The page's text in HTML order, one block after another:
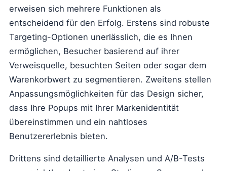
erweisen sich mehrere Funktionen als
entscheidend für den Erfolg. Erstens sind robuste
Targeting-Optionen unerlässlich, die es Ihnen
ermöglichen, Besucher basierend auf ihrer
Verweisquelle, besuchten Seiten oder sogar dem
Warenkorbwert zu segmentieren. Zweitens stellen
Anpassungsmöglichkeiten für das Design sicher,
dass Ihre Popups mit Ihrer Markenidentität
übereinstimmen und ein nahtloses
Benutzererlebnis bieten.
Drittens sind detaillierte Analysen und A/B-Tests